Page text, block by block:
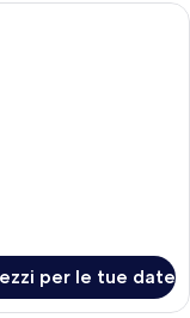
d'hotel con due letti,
per le tue date